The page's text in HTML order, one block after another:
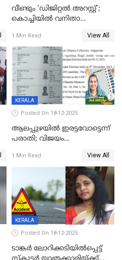
വീണ്ടും 'ഡിജിറ്റല്‍ അറസ്റ്റ്';
കൊച്ചിയില്‍ വനിതാ
കോടി രൂപ
1 Min Read View All
KERALA
Posted On 18-12-2025
ആലപ്പുഴയിൽ ഇരട്ടവോട്ടെന്ന്
പരാതി; വിജയം
വാർഡിലെ എൽഡിഎഫ്
സ്ഥാനാർത്ഥി
1 Min Read View All
KERALA
Posted On 18-12-2025
ടാങ്കർ ലോറിക്കടിയിൽപ്പെട്ട്